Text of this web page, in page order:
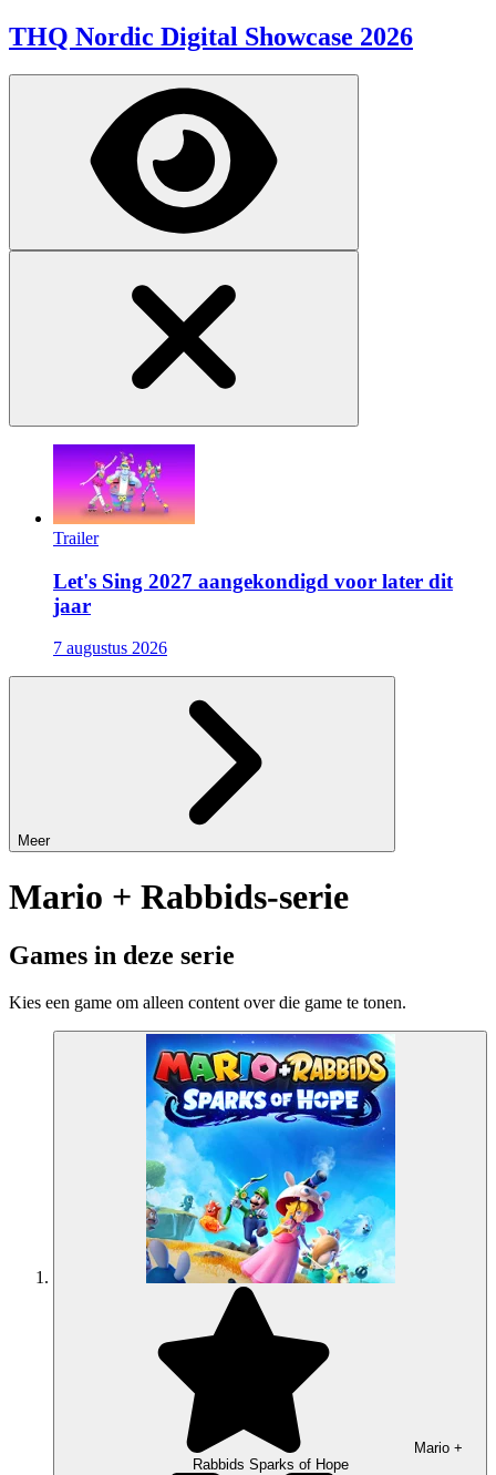
THQ Nordic Digital Showcase 2026
Trailer
Let's Sing 2027 aangekondigd voor later dit
jaar
7 augustus 2026
Meer
Mario + Rabbids-serie
Games in deze serie
Kies een game om alleen content over die game te tonen.
Rabbids Sparks of Hope